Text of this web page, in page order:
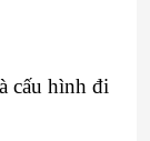
cấu hình đi